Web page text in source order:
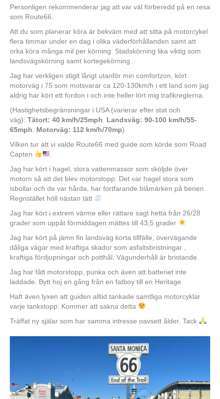
Personligen rekommenderar jag att var väl förberedd på en resa
som Route66.
Att du som planerar köra är bekväm med att sitta på motorcykel
flera timmar under en dag i olika väderförhållanden samt att
orka köra många mil per körning. Stadskörning lika viktig som
landsvägskörning samt kortegekörning.
Jag har verkligen stigit långt utanför min comfortzon, kört
motorväg i 75 som motsvarar ca 120-130km/h i ett land som jag
aldrig har kört ett fordon i och inte heller lört mig trafikreglerna.
(Hastighetsbegränsningar i USA (varierar efter stat och
väg): Tätort: 40 km/h/25mph
Landsväg: 90-100 km/h/55-
65mph
Motorväg: 112 km/h/70mp)
Vilken tur att vi valde Route66 med guide som körde som Road
Capten
Jag har kört i hagel, stora vattenmassor som sköljde över
motorn så att det blev motorstopp. Det var hagel stora som
isbollar och de var hårda, har fortfarande blåmärken på benen.
Regnstället höll nästan tätt
Jag har kört i extrem värme eller rättare sagt hetta från 26/28
grader som uppåt förmiddagen mättes till 43,5 grader
Jag har kört på jämn fin landsväg korta tillfälle, övervägande
dåliga vägar med kraftiga skador som asfaltsbristningar ,
kraftiga fördjupningar och potthål. Vägunderhåll är bristande.
Jag har fått motorstopp, punka och även att batteriet inte
laddade. Bytt hoj en gång från en fatboy till en Heritage.
Haft även lyxen att guiden alltid tankade samtliga motorcyklar
varje tankstopp. Kommer att sakna detta
Träffat ny själar som har samma intresse oavsett ålder. Tack